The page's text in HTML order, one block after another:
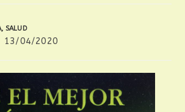
, SALUD
13/04/2020